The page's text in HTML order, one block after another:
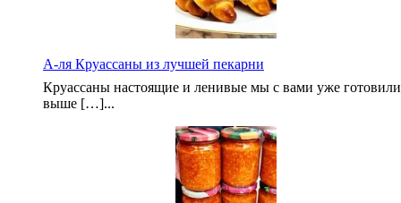
А-ля Круассаны из лучшей пекарни
Круассаны настоящие и ленивые мы с вами уже
выше […]...